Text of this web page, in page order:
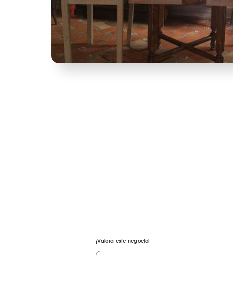
¡Valora este negocio!